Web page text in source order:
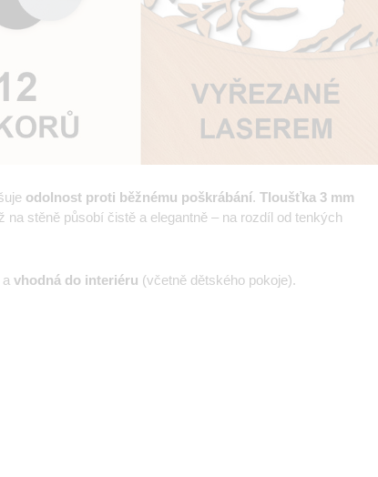
odolnost proti běžnému poškrábání. Tloušťka 3 mm
stěně působí čistě a elegantně – na rozdíl od tenkých
vhodná do interiéru (včetně dětského pokoje).